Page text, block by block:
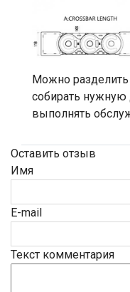
Можно
собирать нужную
выполнять
Оставить отзыв
Имя
E-mail
Текст комментария